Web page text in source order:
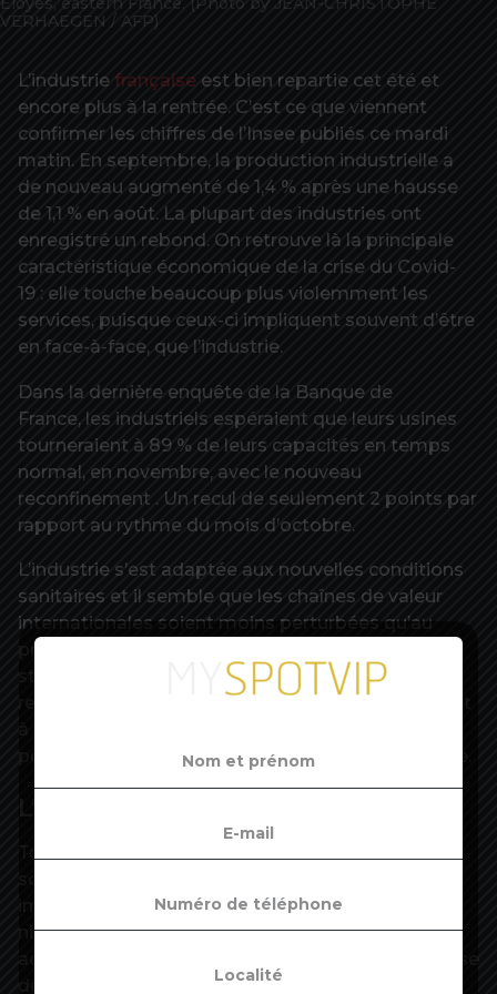
VERHAEGEN / AFP)
L’industrie française est bien repartie cet été et
encore plus à la rentrée. C’est ce que viennent
confirmer les chiffres de l’Insee publiés ce mardi
matin. En septembre, la production industrielle a
de nouveau augmenté de 1,4 % après une hausse
de 1,1 % en août. La plupart des industries ont
enregistré un rebond. On retrouve là la principale
caractéristique économique de la crise du Covid-
19 : elle touche beaucoup plus violemment les
services, puisque ceux-ci impliquent souvent d’être
en face-à-face, que l’industrie.
Dans la dernière enquête de la Banque de
France, les industriels espéraient que leurs usines
tourneraient à 89 % de leurs capacités en temps
normal, en novembre, avec le nouveau
reconfinement . Un recul de seulement 2 points par
rapport au rythme du mois d’octobre.
L’industrie s’est adaptée aux nouvelles conditions
sanitaires et il semble que les chaînes de valeur
internationales soient moins perturbées qu’au
printemps dernier, les confinements étant moins
stricts chez nos partenaires commerciaux. En
revanche, dans les services, la production chuterait
points, donc bien plus marqué que dans l’industrie.
industrielle reste en effet bien inférieure à son
niveau d’il y a un an. Ainsi, sur les mois de juillet,
de 7 % par rapport à la même période de 2019.